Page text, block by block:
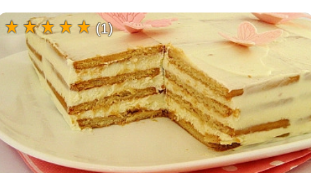
(1)